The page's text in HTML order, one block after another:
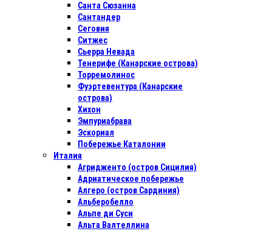
Санта Сюзанна
Сантандер
Сеговия
Ситжес
Сьерра Невада
Тенерифе (Канарские острова)
Торремолинос
Фуэртевентура (Канарские
острова)
Хихон
Эмпуриабрава
Эскориал
Побережье Каталонии
Италия
Агридженто (остров Сицилия)
Адриатическое побережье
Алгеро (остров Сардиния)
Альберобелло
Альпе ди Суси
Альта Валтеллина